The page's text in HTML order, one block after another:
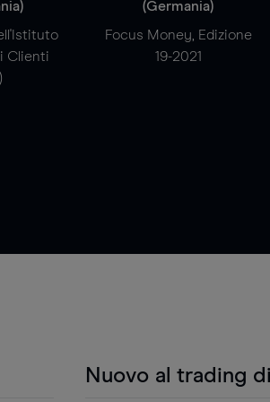
Clienti
(Germania)
Focus Money, Edizione
19-2021
Nuovo al trading